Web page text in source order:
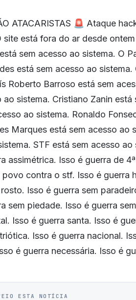
ATACARISTAS 🚨 Ataque
site está fora do ar desde
sem acesso ao sistema. O
está sem acesso ao
Roberto Barroso está sem
ao sistema. Cristiano Zanin
ao sistema. Ronaldo
Marques está sem acesso ao
STF está sem acesso
assimétrica. Isso é guerra de
povo contra o stf. Isso é guerra
Isso é guerra sem
sem piedade. Isso é guerra
Isso é guerra santa. Isso é
Isso é guerra nacional.
é guerra necessária. Isso é
ESTA NOTÍCIA